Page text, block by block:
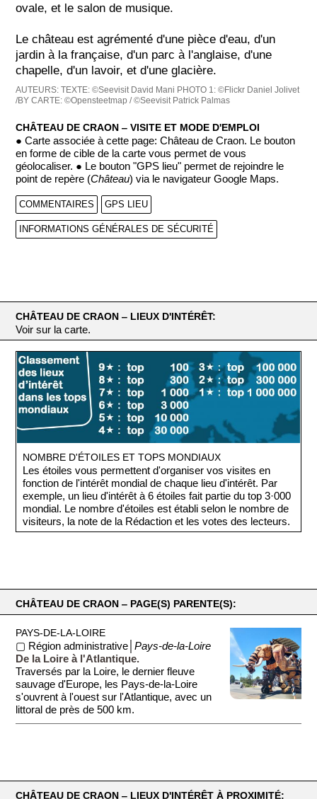
ovale, et le salon de musique.
Le château est agrémenté d'une pièce d'eau, d'un
jardin à la française, d'un parc à l'anglaise, d'une
chapelle, d'un lavoir, et d'une glacière.
AUTEURS:TEXTE: ©Seevisit David Mani PHOTO 1: ©Flickr Daniel Jolivet
/BY CARTE: ©Opensteetmap / ©Seevisit Patrick Palmas
CHÂTEAU DE CRAON ‒ VISITE ET MODE D'EMPLOI
● Carte associée à cette page: Château de Craon. Le bouton
en forme de cible de la carte vous permet de vous
géolocaliser. ● Le bouton "GPS lieu" permet de rejoindre le
point de repère (Château) via le navigateur Google Maps.
COMMENTAIRES GPS LIEU
INFORMATIONS GÉNÉRALES DE SÉCURITÉ
CHÂTEAU DE CRAON ‒ LIEUX D'INTÉRÊT:
Voir sur la carte.
NOMBRE D'ÉTOILES ET TOPS MONDIAUX
Les étoiles vous permettent d'organiser vos visites en
fonction de l'intérêt mondial de chaque lieu d'intérêt. Par
exemple, un lieu d'intérêt à 6 étoiles fait partie du top 3·000
mondial. Le nombre d'étoiles est établi selon le nombre de
visiteurs, la note de la Rédaction et les votes des lecteurs.
CHÂTEAU DE CRAON ‒ PAGE(S) PARENTE(S):
PAYS-DE-LA-LOIRE
▢ Région administrative│Pays-de-la-Loire
De la Loire à l'Atlantique.
Traversés par la Loire, le dernier fleuve
sauvage d'Europe, les Pays-de-la-Loire
s'ouvrent à l'ouest sur l'Atlantique, avec un
littoral de près de 500 km.
CHÂTEAU DE CRAON ‒ LIEUX D'INTÉRÊT À PROXIMITÉ: